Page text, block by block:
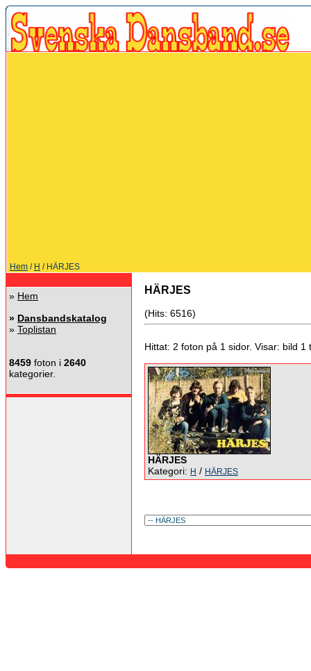
Hem / H / HÄRJES
» Hem
» Dansbandskatalog
» Toplistan
8459 foton i 2640
kategorier.
HÄRJES
(Hits: 6516)
Hittat: 2 foton på 1 sidor. Visar: bild 1
HÄRJES
Kategori: H / HÄRJES